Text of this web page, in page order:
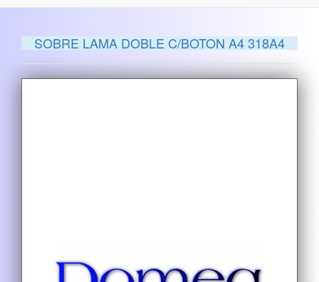
SOBRE LAMA DOBLE C/BOTON A4 318A4